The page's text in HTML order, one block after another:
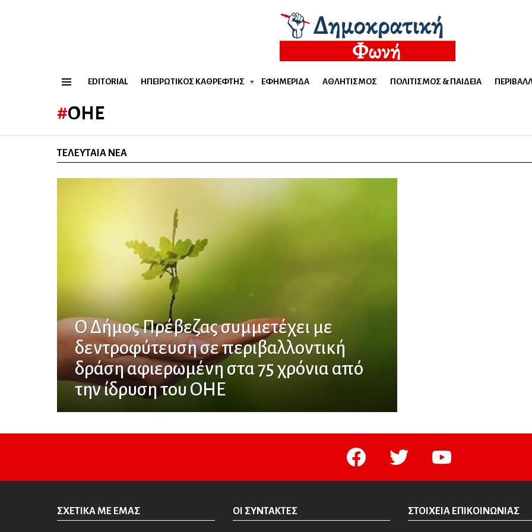
EDITORIAL ΗΠΕΙΡΏΤΙΚΟΣ ΚΑΘΡΈΦΤΗΣ ΕΦΗΜΕΡΊΔΑ ΑΘΛΗΤΙΣΜΌΣ ΠΟΛΙΤΙΣΜΌΣ & ΠΑΙΔΕΊΑ
ΟΗΕ
ΤΕΛΕΥΤΑΊΑ ΝΈΑ
Ο Δήμος Πρέβεζας συμμετέχει με
δεντροφύτευση σε περιβαλλοντική
δράση αφιερωμένη στα 75 χρόνια από
την ίδρυση του ΟΗΕ
facebook twitter youtube
ΣΧΕΤΙΚΆ ΜΕ ΕΜΆΣ ΟΙ ΣΥΝΤΆΚΤΕΣ ΣΤΟΙΧΕΊΑ ΕΠΙΚΟΙΝΩΝΊΑΣ